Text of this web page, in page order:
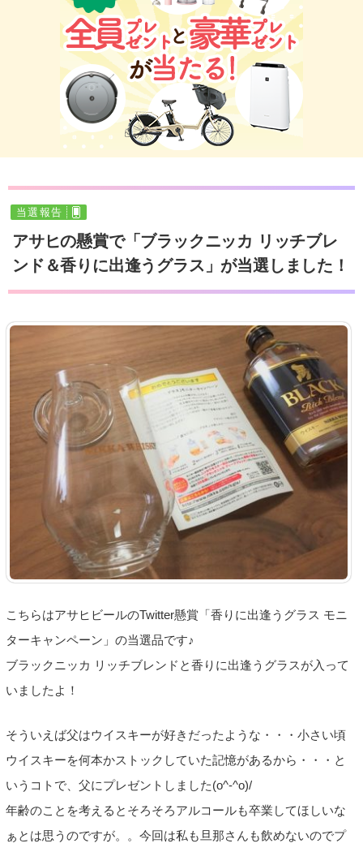
当選報告
アサヒの懸賞で「ブラックニッカ リッチブレ
ンド＆香りに出逢うグラス」が当選しました！
こちらはアサヒビールのTwitter懸賞「香りに出逢うグラス モニ
ターキャンペーン」の当選品です♪
ブラックニッカ リッチブレンドと香りに出逢うグラスが入って
いましたよ！
そういえば父はウイスキーが好きだったような・・・小さい頃
ウイスキーを何本かストックしていた記憶があるから・・・と
いうコトで、父にプレゼントしました(o^-^o)/
年齢のことを考えるとそろそろアルコールも卒業してほしいな
ぁとは思うのですが。。今回は私も旦那さんも飲めないのでプ